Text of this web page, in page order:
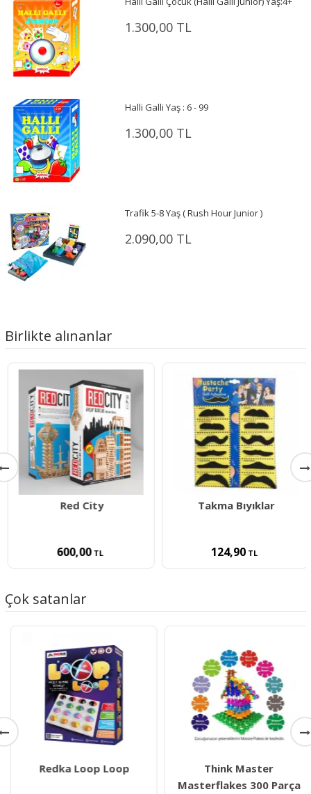
1.300,00 TL
Halli Galli Yaş : 6 - 99
1.300,00 TL
Trafik 5-8 Yaş ( Rush Hour Junior )
2.090,00 TL
Birlikte alınanlar
Red City
600,00TL
Takma Bıyıklar
124,90TL
Çok satanlar
Redka Loop Loop
Think Master
Masterflakes 300 Parça